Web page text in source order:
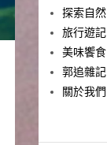
探索自然
旅行遊記
美味饗食
郭追雜記
關於我們